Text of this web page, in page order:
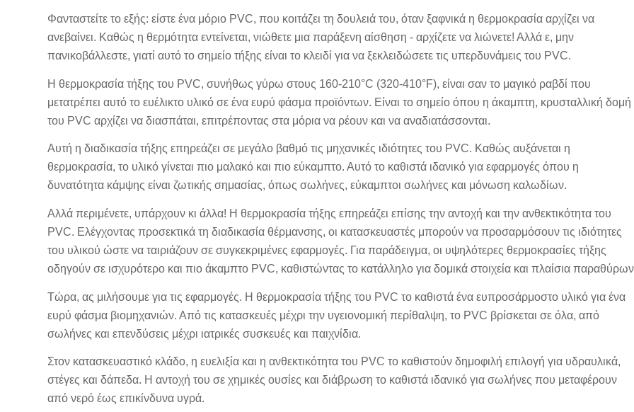
Φανταστείτε το εξής: είστε ένα μόριο PVC, που κοιτάζει τη δουλειά του, όταν ξαφνικά η θερμοκρασία αρχίζει να
ανεβαίνει. Καθώς η θερμότητα εντείνεται, νιώθετε μια παράξενη αίσθηση - αρχίζετε να λιώνετε! Αλλά ε, μην
πανικοβάλλεστε, γιατί αυτό το σημείο τήξης είναι το κλειδί για να ξεκλειδώσετε τις υπερδυνάμεις του PVC.
Η θερμοκρασία τήξης του PVC, συνήθως γύρω στους 160-210°C (320-410°F), είναι σαν το μαγικό ραβδί που
μετατρέπει αυτό το ευέλικτο υλικό σε ένα ευρύ φάσμα προϊόντων. Είναι το σημείο όπου η άκαμπτη, κρυσταλλική δομή
του PVC αρχίζει να διασπάται, επιτρέποντας στα μόρια να ρέουν και να αναδιατάσσονται.
Αυτή η διαδικασία τήξης επηρεάζει σε μεγάλο βαθμό τις μηχανικές ιδιότητες του PVC. Καθώς αυξάνεται η
θερμοκρασία, το υλικό γίνεται πιο μαλακό και πιο εύκαμπτο. Αυτό το καθιστά ιδανικό για εφαρμογές όπου η
δυνατότητα κάμψης είναι ζωτικής σημασίας, όπως σωλήνες, εύκαμπτοι σωλήνες και μόνωση καλωδίων.
Αλλά περιμένετε, υπάρχουν κι άλλα! Η θερμοκρασία τήξης επηρεάζει επίσης την αντοχή και την ανθεκτικότητα του
PVC. Ελέγχοντας προσεκτικά τη διαδικασία θέρμανσης, οι κατασκευαστές μπορούν να προσαρμόσουν τις ιδιότητες
του υλικού ώστε να ταιριάζουν σε συγκεκριμένες εφαρμογές. Για παράδειγμα, οι υψηλότερες θερμοκρασίες τήξης
οδηγούν σε ισχυρότερο και πιο άκαμπτο PVC, καθιστώντας το κατάλληλο για δομικά στοιχεία και πλαίσια
Τώρα, ας μιλήσουμε για τις εφαρμογές. Η θερμοκρασία τήξης του PVC το καθιστά ένα ευπροσάρμοστο υλικό για ένα
ευρύ φάσμα βιομηχανιών. Από τις κατασκευές μέχρι την υγειονομική περίθαλψη, το PVC βρίσκεται σε όλα, από
σωλήνες και επενδύσεις μέχρι ιατρικές συσκευές και παιχνίδια.
Στον κατασκευαστικό κλάδο, η ευελιξία και η ανθεκτικότητα του PVC το καθιστούν δημοφιλή επιλογή για υδραυλικά,
στέγες και δάπεδα. Η αντοχή του σε χημικές ουσίες και διάβρωση το καθιστά ιδανικό για σωλήνες που μεταφέρουν
από νερό έως επικίνδυνα υγρά.